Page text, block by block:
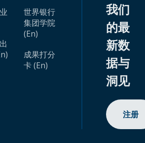
世界银行
集团学院
(En)
成果打分
卡 (En)
我们
的最
新数
据与
洞见
注册